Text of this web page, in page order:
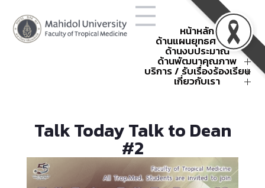
หน้าหลัก
ด้านแผนยุทธศาสตร์
โครงสร้างองค์กร
ยุทธศาสตร์คณะฯ
แผนยุทธศาสตร์คณะฯ
ผลการดำเนินงานตามยุทธศาสตร์
ข้อตกลงการปฏิบัติงาน
คณะเวชศาสตร์เขตร้อน
หน่วยงานภายใน
กิจกรรมนโยบายและยุทธศาสตร์
ด้านงบประมาณ
การใช้จ่ายงบประมาณประจำปี
สรุปค่าใช้จ่าย
คำขอตั้งงบประมาณ
รหัสศูนย์ต้นทุน
ด้านพัฒนาคุณภาพ
พัฒนาคุณภาพ
กิจกรรมพัฒนาคุณภาพ
การบริหารความเสี่ยง
การบริหารความเสี่ยงองค์กร
แผนฉุกเฉินในสถานการณ์ต่าง ๆ
ธรณีพิบัติภัย 2568
กิจกรรมบริหารความเสี่ยง
การจัดการความรู้
กระบวนการพัฒนาคุณภาพของ
คณะฯ
บริการ / รับเรื่องร้องเรียน
แบบฟอร์ม
รับเรื่องร้องเรียนออนไลน์
เกี่ยวกับเรา
Talk Today Talk to Dean
#2